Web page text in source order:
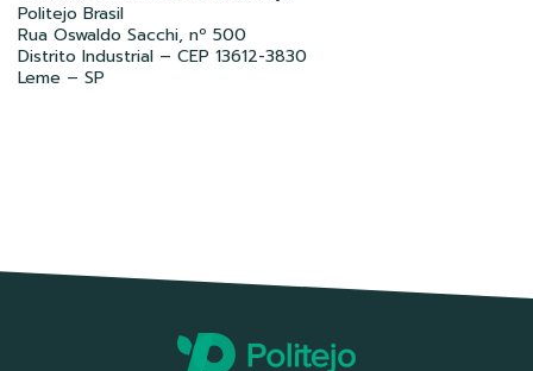
Politejo Brasil
Rua Oswaldo Sacchi, nº 500
Distrito Industrial – CEP 13612-3830
Leme – SP